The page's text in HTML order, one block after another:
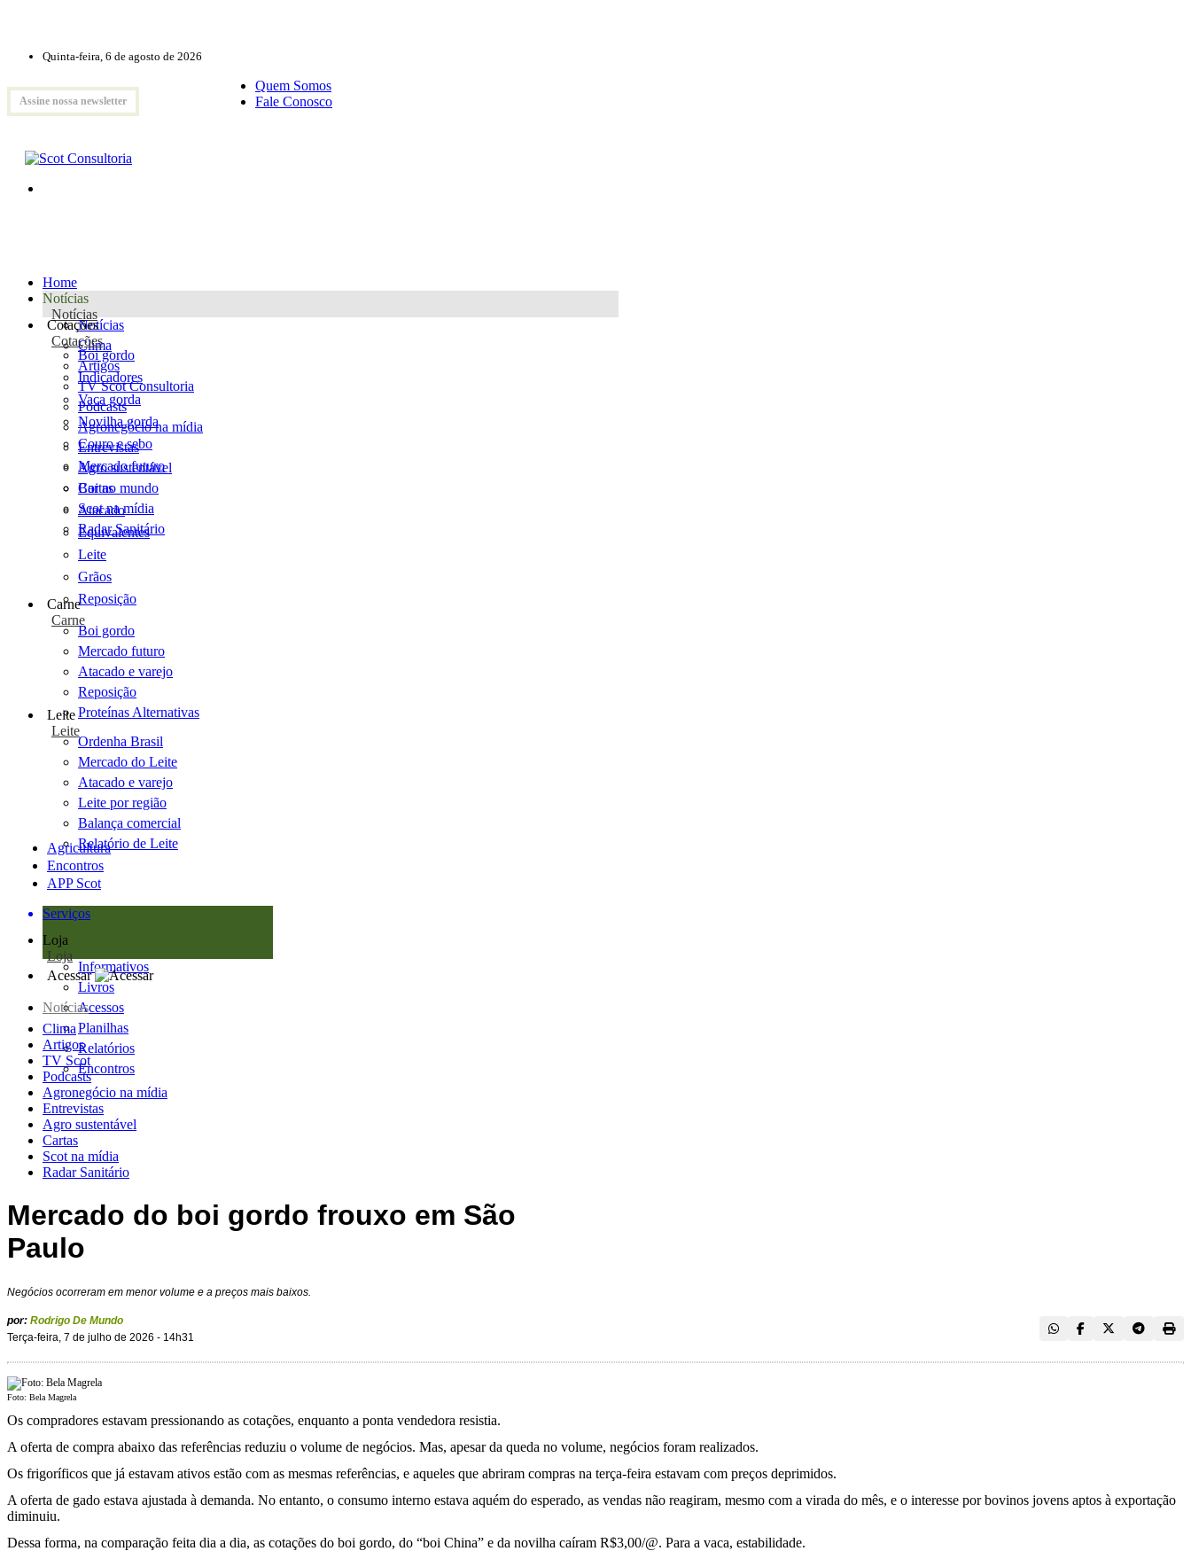
Quinta-feira, 6 de agosto de 2026
Assine nossa newsletter
Quem Somos
Fale Conosco
Home
Notícias
Notícias
Notícias
Clima
Artigos
TV Scot Consultoria
Podcasts
Agronegócio na mídia
Entrevistas
Agro sustentável
Cartas
Scot na mídia
Radar Sanitário
Cotações
Cotações
Boi gordo
Indicadores
Vaca gorda
Novilha gorda
Couro e sebo
Mercado futuro
Boi no mundo
Atacado
Equivalentes
Leite
Grãos
Reposição
Carne
Carne
Boi gordo
Mercado futuro
Atacado e varejo
Reposição
Proteínas Alternativas
Leite
Leite
Ordenha Brasil
Mercado do Leite
Atacado e varejo
Leite por região
Balança comercial
Relatório de Leite
Agricultura
Encontros
APP Scot
Serviços
Loja
Loja
Informativos
Livros
Acessos
Planilhas
Relatórios
Encontros
Acessar
Notícias
Clima
Artigos
TV Scot
Podcasts
Agronegócio na mídia
Entrevistas
Agro sustentável
Cartas
Scot na mídia
Radar Sanitário
Mercado do boi gordo frouxo em São
Paulo
Negócios ocorreram em menor volume e a preços mais baixos.
por: Rodrigo De Mundo
Terça-feira, 7 de julho de 2026 - 14h31
Foto: Bela Magrela
Os compradores estavam pressionando as cotações, enquanto a ponta vendedora resistia.
A oferta de compra abaixo das referências reduziu o volume de negócios. Mas, apesar da queda no volume, negócios foram realizados.
Os frigoríficos que já estavam ativos estão com as mesmas referências, e aqueles que abriram compras na terça-feira estavam com preços deprimidos.
A oferta de gado estava ajustada à demanda. No entanto, o consumo interno estava aquém do esperado, as vendas não reagiram, mesmo com a virada do mês, e o interesse por bovinos jovens aptos à exportação
diminuiu.
Dessa forma, na comparação feita dia a dia, as cotações do boi gordo, do “boi China” e da novilha caíram R$3,00/@. Para a vaca, estabilidade.